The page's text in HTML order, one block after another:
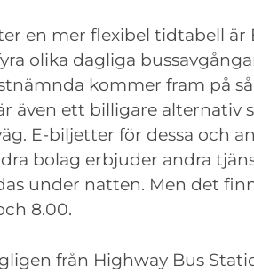
en mer flexibel tidtabell är
olika dagliga
kommer fram på
även ett billigare alternativ
E-biljetter för dessa och
bolag erbjuder andra
under natten. Men det
8.00.
från Highway Bus